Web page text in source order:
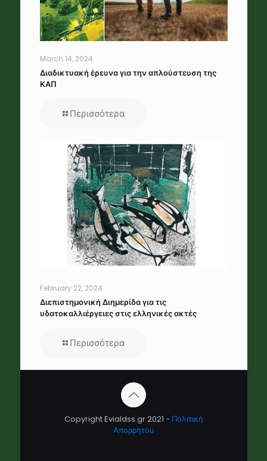
March 14, 2024
Διαδικτυακή έρευνα για την απλούστευση της
ΚΑΠ
Περισσότερα
February 22, 2024
Διεπιστημονική Διημερίδα για τις
υδατοκαλλιέργειες στις ελληνικές ακτές
Περισσότερα
Copyright Evialdss.gr 2021 - Πολιτική
Απορρήτου